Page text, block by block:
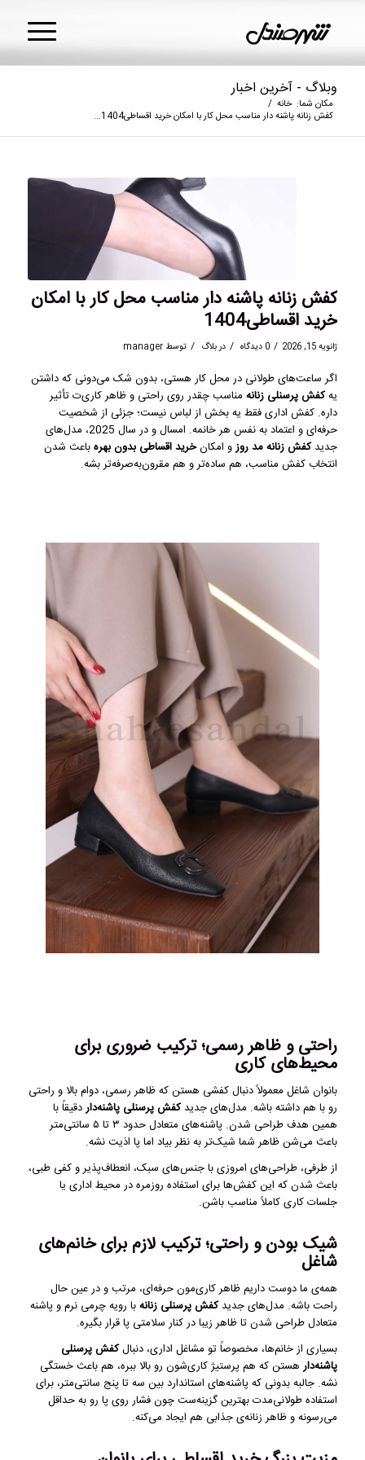
وبلاگ - آخرین اخبار
مکان شما: خانه /
کفش زنانه پاشنه دار مناسب محل کار با امکان خرید اقساطی1404...
کفش زنانه پاشنه دار مناسب محل کار با امکان
خرید اقساطی1404
ژانویه 15, 2026 / 0 دیدگاه / دربلاگ / توسط manager
اگر ساعت‌های طولانی در محل کار هستی، بدون شک می‌دونی که داشتن
یهکفش پرسنلی زنانهمناسب چقدر روی راحتی و ظاهر کاری‌ت تأثیر
داره. کفش اداری فقط یه بخش از لباس نیست؛ جزئی از شخصیت
حرفه‌ای و اعتماد به نفس هر خانمه. امسال و در سال 2025، مدل‌های
جدیدکفش زنانه مد روزو امکانخرید اقساطی بدون بهرهباعث شدن
انتخاب کفش مناسب، هم ساده‌تر و هم مقرون‌به‌صرفه‌تر بشه.
راحتی و ظاهر رسمی؛ ترکیب ضروری برای
محیط‌های کاری
بانوان شاغل معمولاً دنبال کفشی هستن که ظاهر رسمی، دوام بالا و راحتی
رو با هم داشته باشه. مدل‌های جدیدکفش پرسنلی پاشنه‌داردقیقاً با
همین هدف طراحی شدن. پاشنه‌های متعادل حدود ۳ تا ۵ سانتی‌متر
باعث می‌شن ظاهر شما شیک‌تر به نظر بیاد اما پا اذیت نشه.
از طرفی، طراحی‌های امروزی با جنس‌های سبک، انعطاف‌پذیر و کفی طبی،
باعث شدن که این کفش‌ها برای استفاده روزمره در محیط اداری یا
جلسات کاری کاملاً مناسب باشن.
شیک بودن و راحتی؛ ترکیب لازم برای خانم‌های
شاغل
همه‌ی ما دوست داریم ظاهر کاری‌مون حرفه‌ای، مرتب و در عین حال
راحت باشه. مدل‌های جدیدکفش پرسنلی زنانهبا رویه چرمی نرم و پاشنه
متعادل طراحی شدن تا ظاهر زیبا در کنار سلامتی پا قرار بگیره.
بسیاری از خانم‌ها، مخصوصاً تو مشاغل اداری، دنبالکفش پرسنلی
پاشنه‌دارهستن که هم پرستیژ کاری‌شون رو بالا ببره، هم باعث خستگی
نشه. جالبه بدونی که پاشنه‌های استاندارد بین سه تا پنج سانتی‌متر، برای
استفاده طولانی‌مدت بهترین گزینه‌ست چون فشار روی پا رو به حداقل
می‌رسونه و ظاهر زنانه‌ی جذابی هم ایجاد می‌کنه.